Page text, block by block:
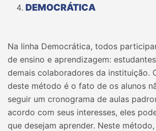
DEMOCRÁTICA
Na linha Democrática, todos
de ensino e aprendizagem:
demais colaboradores da instituição.
deste método é o fato de os alunos
seguir um cronograma de aulas
acordo com seus interesses, eles
que desejam aprender. Neste